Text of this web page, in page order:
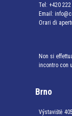
Tel: +420
Email:
Orari di
Non si
incontro con
Brno
Výstaviště